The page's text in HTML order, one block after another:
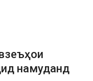
намуданд